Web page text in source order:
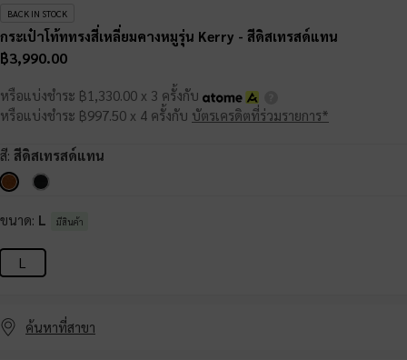
BACK IN STOCK
กระเป๋าโท้ททรงสี่เหลี่ยมคางหมูรุ่น Kerry - สีดิสเทรสด์แทน
฿3,990.00
หรือแบ่งชำระ ฿1,330.00 x 3 ครั้งกับ
หรือแบ่งชำระ ฿997.50 x 4 ครั้งกับ บัตรเครดิตที่ร่วมรายการ*
สี: สีดิสเทรสด์แทน
ขนาด: L มีสินค้า
L
ค้นหาที่สาขา